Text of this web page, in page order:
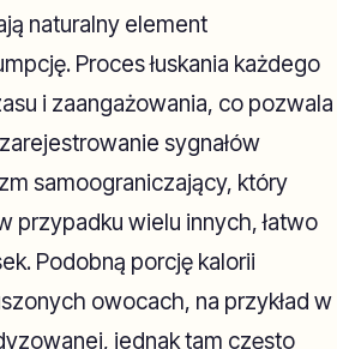
naturalny element
Proces łuskania każdego
i zaangażowania, co pozwala
sygnałów
samoograniczający, który
przypadku wielu innych, łatwo
Podobną porcję kalorii
owocach, na przykład w
jednak tam często